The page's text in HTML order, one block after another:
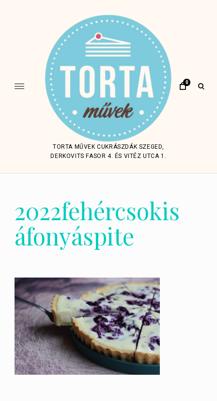
TORTA MŰVEK CUKRÁSZDÁK SZEGED,
DERKOVITS FASOR 4. ÉS VITÉZ UTCA 1.
0
open
2022fehércsokis
áfonyáspite